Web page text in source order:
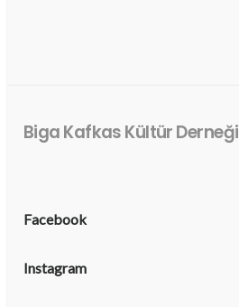
Biga Kafkas Kültür Derneği
Facebook
Instagram